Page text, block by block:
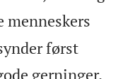
menneskers
først
gerninger.